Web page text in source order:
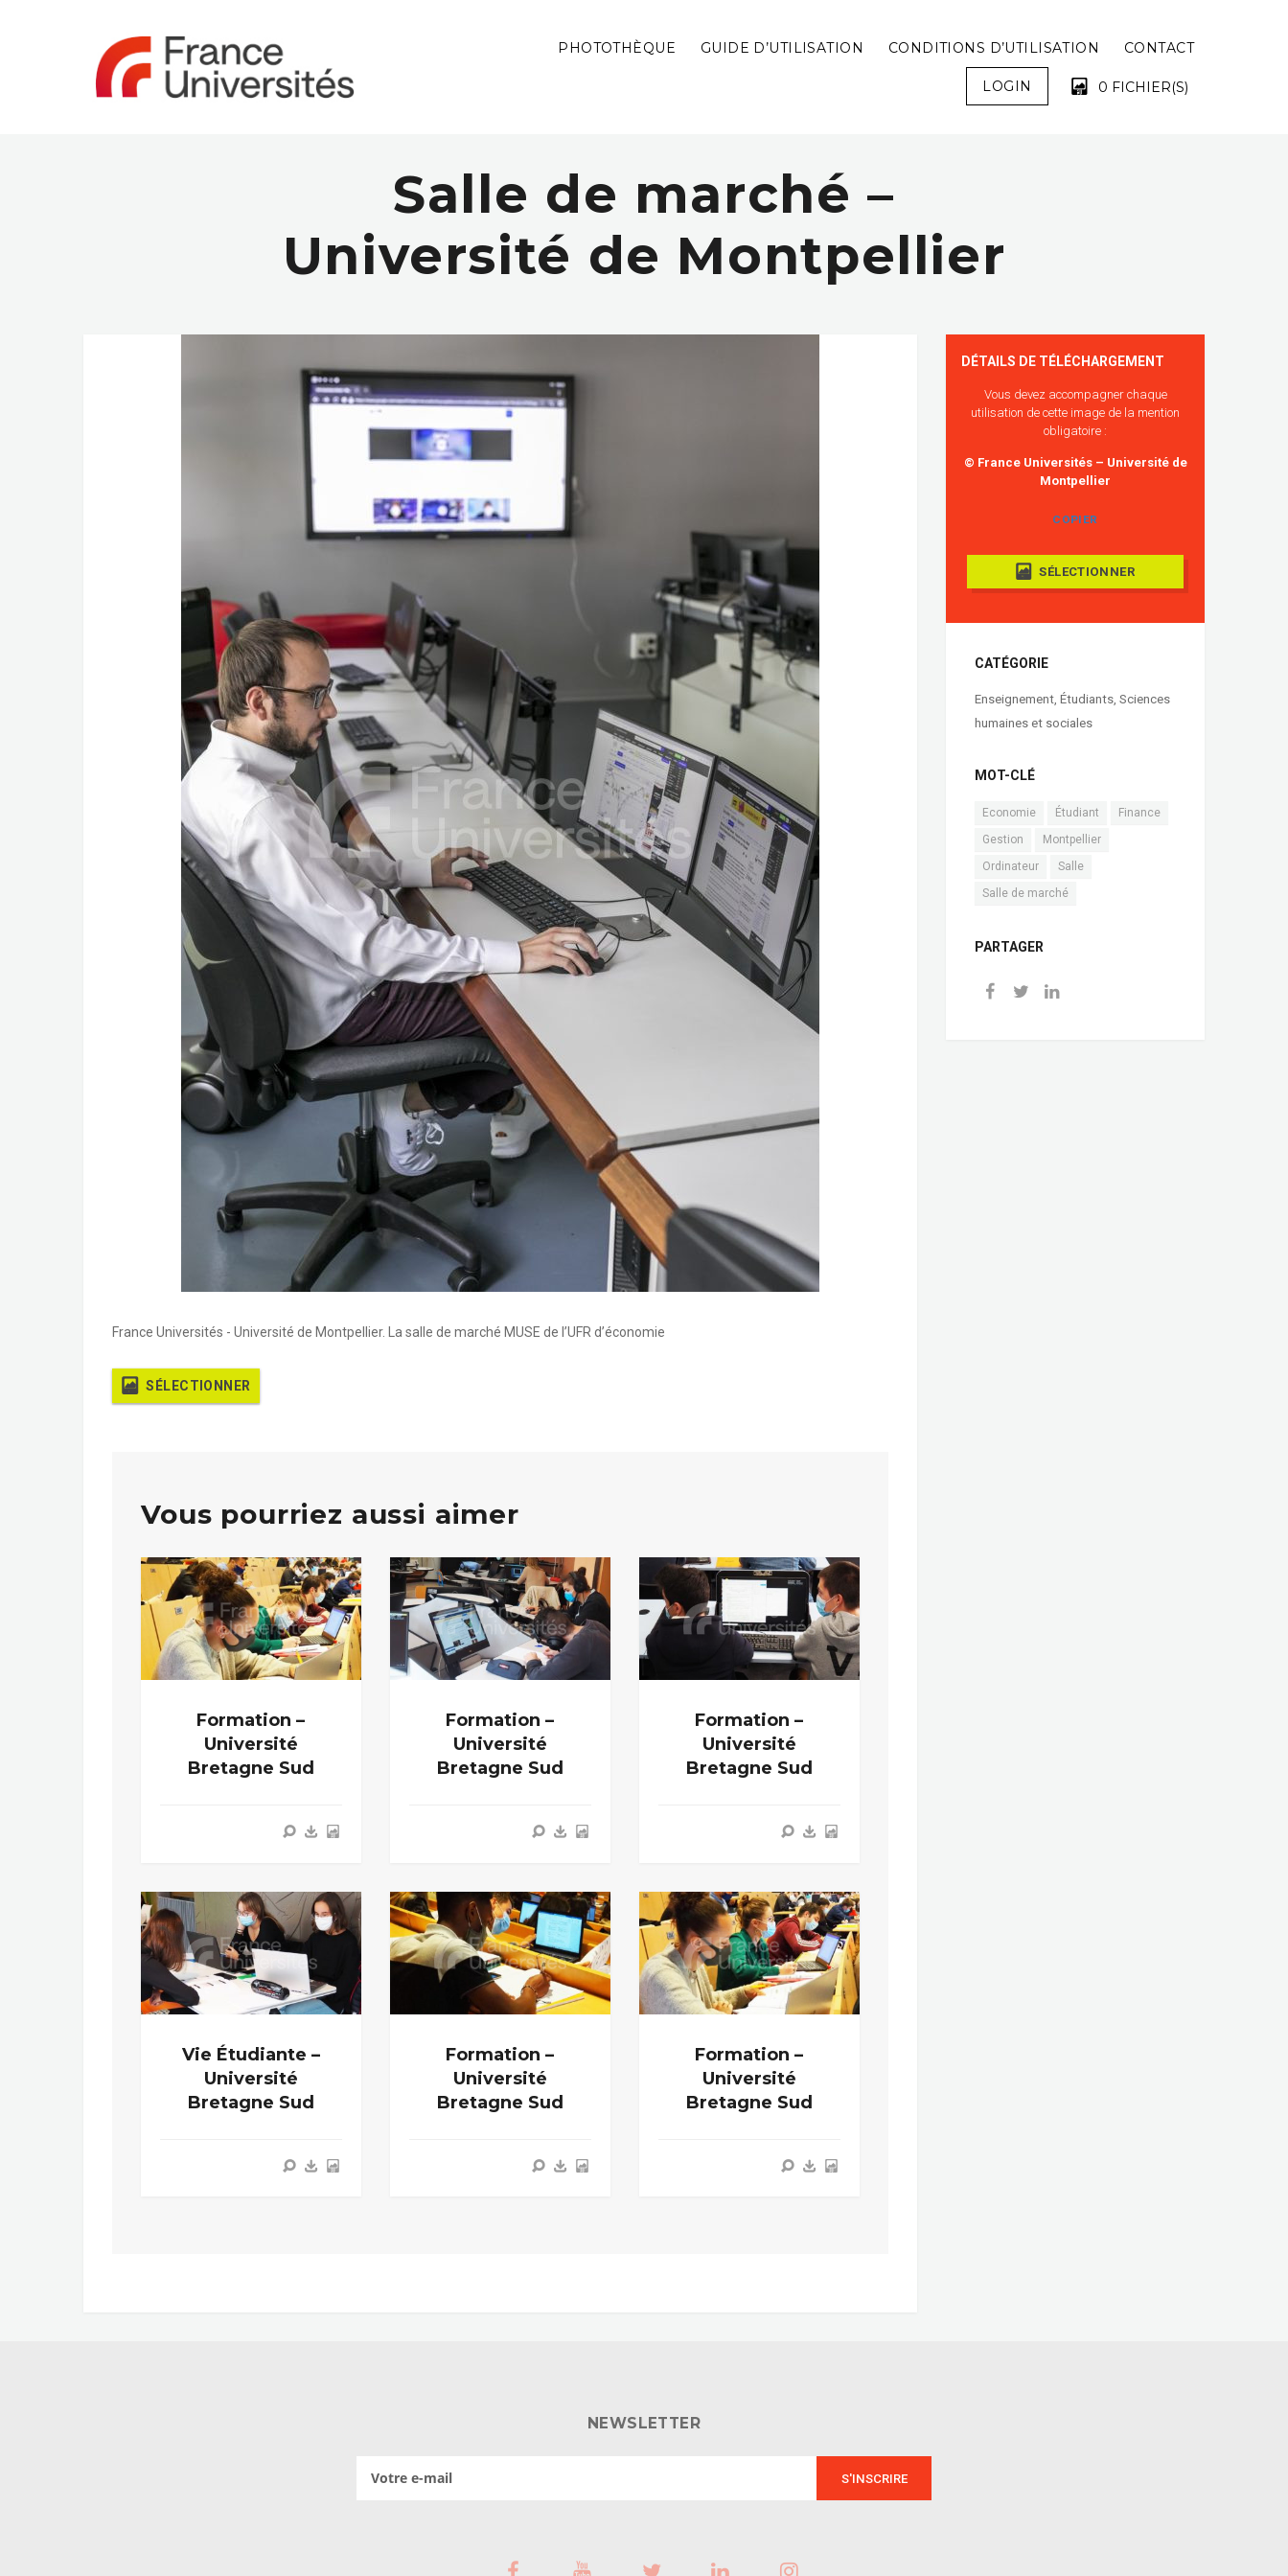
PHOTOTHÈQUE GUIDE D’UTILISATION CONDITIONS D’UTILISATION CONTACT
LOGIN 0 FICHIER(S)
Salle de marché –
Université de Montpellier
France Universités - Université de Montpellier. La salle de marché MUSE de l’UFR d’économie
SÉLECTIONNER
Vous pourriez aussi aimer
Formation –
Université
Bretagne Sud
Formation –
Université
Bretagne Sud
Formation –
Université
Bretagne Sud
Vie Étudiante –
Université
Bretagne Sud
Formation –
Université
Bretagne Sud
Formation –
Université
Bretagne Sud
DÉTAILS DE TÉLÉCHARGEMENT
Vous devez accompagner chaque
utilisation de cette image de la mention
obligatoire :
© France Universités – Université de
Montpellier
COPIER
SÉLECTIONNER
CATÉGORIE
Enseignement, Étudiants, Sciences
humaines et sociales
MOT-CLÉ
Economie Étudiant
Finance
Gestion
Montpellier
Ordinateur
Salle
Salle de marché
PARTAGER
NEWSLETTER